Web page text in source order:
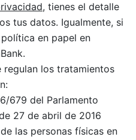
, tienes el detalle
tus datos. Igualmente, si
en papel en
regulan los tratamientos
679 del Parlamento
27 de abril de 2016
las personas físicas en